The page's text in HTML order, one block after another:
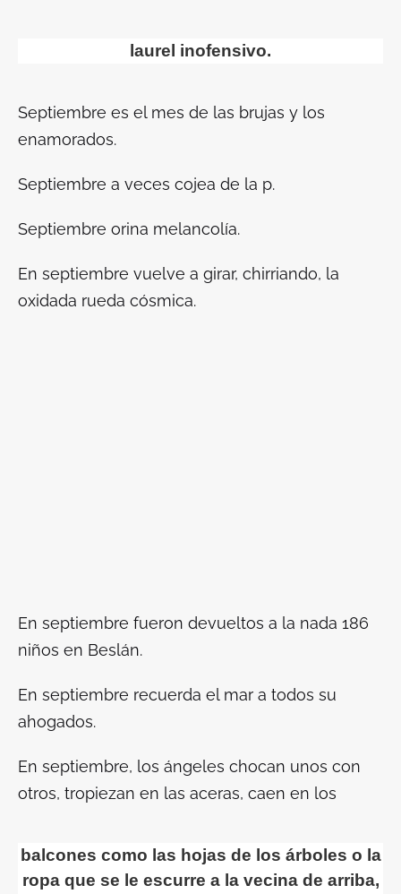
laurel inofensivo.
Septiembre es el mes de las brujas y los
enamorados.
Septiembre a veces cojea de la p.
Septiembre orina melancolía.
En septiembre vuelve a girar, chirriando, la
oxidada rueda cósmica.
En septiembre fueron devueltos a la nada 186
niños en Beslán.
En septiembre recuerda el mar a todos su
ahogados.
En septiembre, los ángeles chocan unos con
otros, tropiezan en las aceras, caen en los
balcones como las hojas de los árboles o la
ropa que se le escurre a la vecina de arriba,